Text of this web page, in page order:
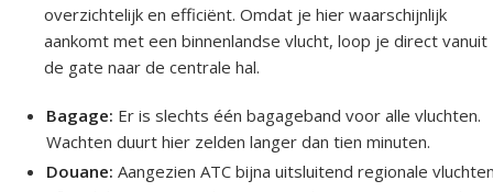
overzichtelijk en efficiënt. Omdat je hier waarschijnlijk
aankomt met een binnenlandse vlucht, loop je direct vanuit
de gate naar de centrale hal.
Bagage: Er is slechts één bagageband voor alle vluchten.
Wachten duurt hier zelden langer dan tien minuten.
Douane: Aangezien ATC bijna uitsluitend regionale